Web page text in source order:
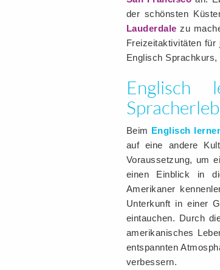
der schönsten
Lauderdale zu
Freizeitaktivitäten
Englisch Sprachkurs,
Beim Englisch
auf eine andere
Voraussetzung, um
einen Einblick in
Amerikaner
Unterkunft in einer
eintauchen. Durch
amerikanisches
entspannten
verbessern.